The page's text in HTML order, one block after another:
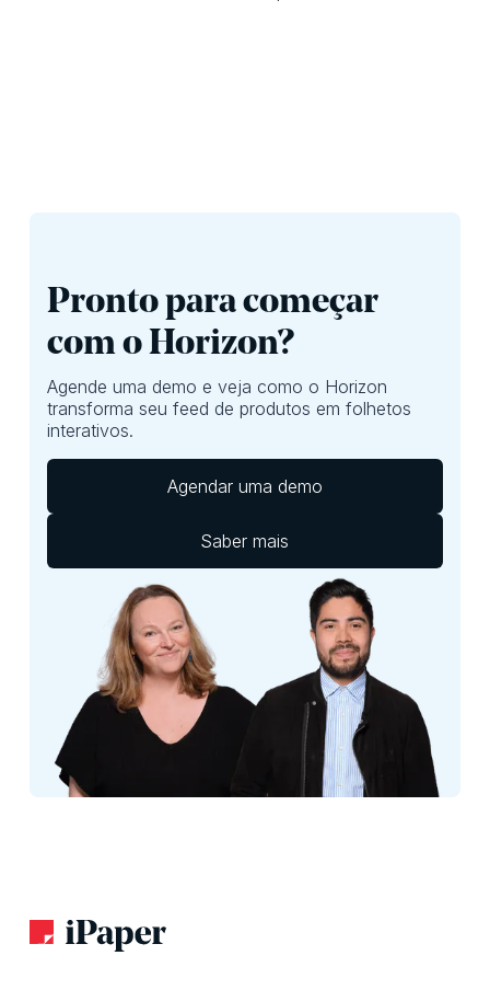
Pronto para começar
com o Horizon?
Agende uma demo e veja como o Horizon
transforma seu feed de produtos em folhetos
interativos.
Agendar uma demo
Saber mais